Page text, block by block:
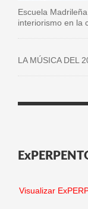
Escuela
interiorismo en la
LA MÚSICA DEL
Visualizar